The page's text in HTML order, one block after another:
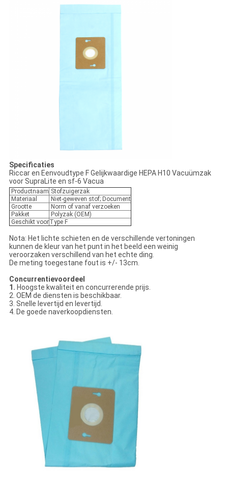
Specificaties
Riccar en Eenvoudtype F Gelijkwaardige HEPA H10 Vacuümzak
voor SupraLite en sf-6 Vacua
Productnaam Stofzuigerzak
Materiaal
Niet-geweven stof; Document
Grootte
Norm of vanaf verzoeken
Pakket
Polyzak (OEM)
Geschikt voorType F
Nota: Het lichte schieten en de verschillende vertoningen
kunnen de kleur van het punt in het beeld een weinig
veroorzaken verschillend van het echte ding.
De meting toegestane fout is +/- 13cm.
Concurrentievoordeel
1. Hoogste kwaliteit en concurrerende prijs.
2. OEM de diensten is beschikbaar.
3. Snelle levertijd en levertijd.
4. De goede naverkoopdiensten.